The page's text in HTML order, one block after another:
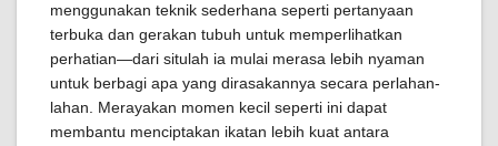
menggunakan teknik sederhana seperti pertanyaan
terbuka dan gerakan tubuh untuk memperlihatkan
perhatian—dari situlah ia mulai merasa lebih nyaman
untuk berbagi apa yang dirasakannya secara perlahan-
lahan. Merayakan momen kecil seperti ini dapat
membantu menciptakan ikatan lebih kuat antara